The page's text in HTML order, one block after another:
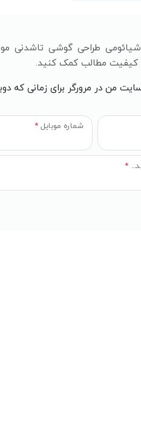
شیائومی طراحی گوشی تاشدنی
کیفیت مطالب کمک کنید.
*
شماره موبایل*
من در مرورگر برای زمانی که